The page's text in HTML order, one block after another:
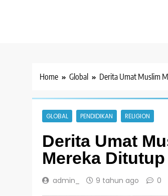
Home Global Derita Umat Muslim
GLOBAL PENDIDIKAN RELIGION
Derita Umat
Mereka
admin_ 9 tahun ago 0